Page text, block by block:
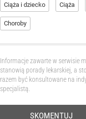
Ciąża i dziecko Ciąża
Choroby
Informacje zawarte w serwisie
stanowią porady lekarskiej, a
razem być konsultowane na
specjalistą.
SKOMENTUJ